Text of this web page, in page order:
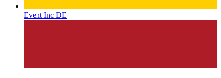
Event Inc DE